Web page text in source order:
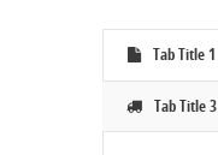
Tab Title 1
Tab Title 3